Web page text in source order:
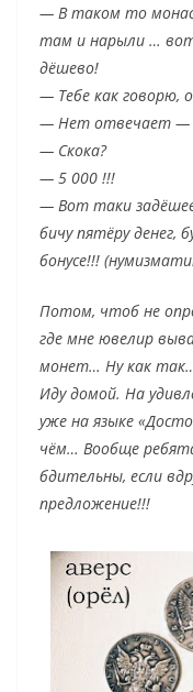
— В таком то
там и нарыли …
дёшево!
— Тебе как говорю,
— Нет отвечает —
— Скока?
— 5 000 !!!
— Вот таки
бичу пятёру денег,
бонусе!!!
Потом, чтоб не
где мне ювелир
монет… Ну как
Иду домой. На
уже на языке
чём… Вообще
бдительны, если
предложение!!!